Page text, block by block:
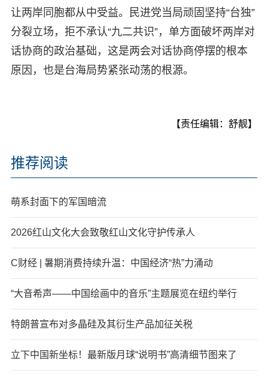
让两岸同胞都从中受益。民进党当局顽固坚持“台独”
分裂立场，拒不承认“九二共识”，单方面破坏两岸对
话协商的政治基础，这是两会对话协商停摆的根本
原因，也是台海局势紧张动荡的根源。
【责任编辑：舒靓】
推荐阅读
萌系封面下的军国暗流
2026红山文化大会致敬红山文化守护传承人
C财经 | 暑期消费持续升温：中国经济“热”力涌动
“大音希声——中国绘画中的音乐”主题展览在纽约举行
特朗普宣布对多晶硅及其衍生产品加征关税
立下中国新坐标！最新版月球“说明书”高清细节图来了